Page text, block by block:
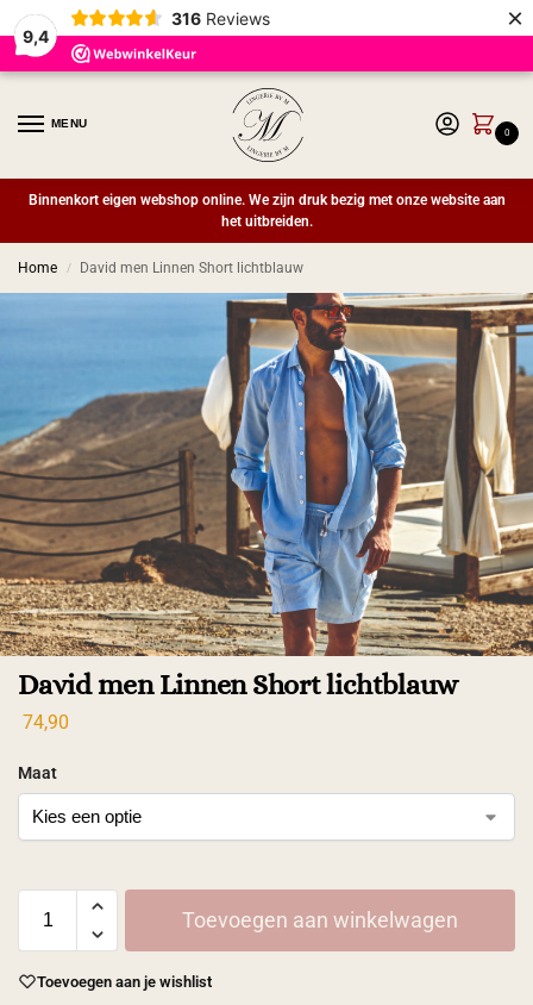
9,4
316 Reviews ×
MENU
0
Binnenkort eigen webshop online. We zijn druk bezig met onze website aan
het uitbreiden.
Home / David men Linnen Short lichtblauw
David men Linnen Short lichtblauw
74,90
Maat
Toevoegen aan winkelwagen
Toevoegen aan je wishlist